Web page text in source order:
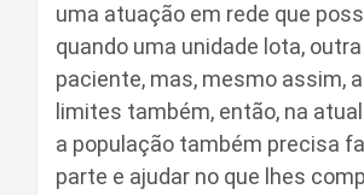
uma atuação em rede que
quando uma unidade lota,
paciente, mas, mesmo assim,
limites também, então, na
a população também precisa
parte e ajudar no que lhes